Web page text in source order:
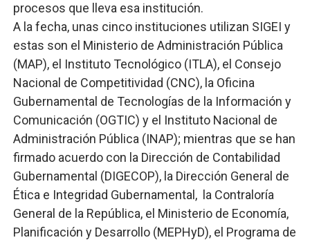
procesos que lleva esa institución.
A la fecha, unas cinco instituciones utilizan SIGEI y
estas son el Ministerio de Administración Pública
(MAP), el Instituto Tecnológico (ITLA), el Consejo
Nacional de Competitividad (CNC), la Oficina
Gubernamental de Tecnologías de la Información y
Comunicación (OGTIC) y el Instituto Nacional de
Administración Pública (INAP); mientras que se han
firmado acuerdo con la Dirección de Contabilidad
Gubernamental (DIGECOP), la Dirección General de
Ética e Integridad Gubernamental, la Contraloría
General de la República, el Ministerio de Economía,
Planificación y Desarrollo (MEPHyD), el Programa de